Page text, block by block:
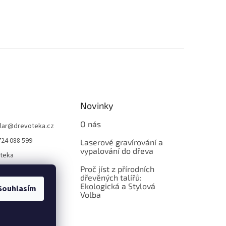
@drevoteka.cz
088 599
Novinky
O nás
Laserové gravírování a
vypalování do dřeva
Proč jíst z přírodních
dřevěných talířů:
Ekologická a Stylová
Volba